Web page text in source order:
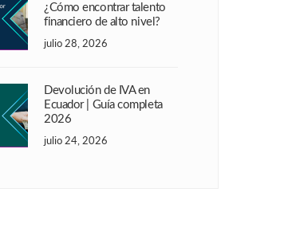
¿Cómo encontrar talento
financiero de alto nivel?
julio 28, 2026
Devolución de IVA en
Ecuador | Guía completa
2026
julio 24, 2026